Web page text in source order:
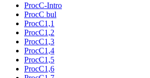
ProcC-Intro
ProcC bul
ProcC1,1
ProcC1,2
ProcC1,3
ProcC1,4
ProcC1,5
ProcC1,6